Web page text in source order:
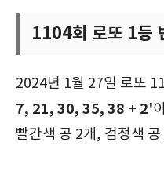
1104회 로또 1등
2024년 1월 27일 로또
7, 21, 30, 35, 38 + 2'
빨간색 공 2개, 검정색